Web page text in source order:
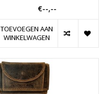
€--,--
TOEVOEGEN AAN
WINKELWAGEN